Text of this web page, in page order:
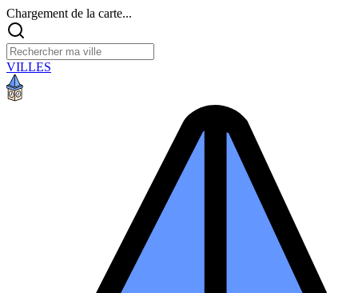
Chargement de la carte...
VILLES